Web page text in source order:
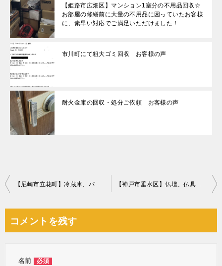
【姫路市広畑区】マンション1室分の不用品回収☆
お部屋の修繕前に大量の不用品に困っていたお客様
に、素早い対応でご満足いただけました！
市川町にて粗大ゴミ回収 お客様の声
耐火金庫の回収・処分ご依頼 お客様の声
投
ビ
【尼崎市立花町】冷蔵庫、パソコン、食洗器、プリンター等の回収 【神戸市垂水区】仏壇、仏具の回収・処分ご依頼 お客様の声
コメントを残す
名前 必須